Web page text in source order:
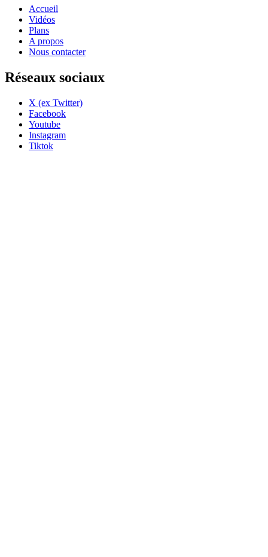
Accueil
Vidéos
Plans
A propos
Nous contacter
Réseaux sociaux
X (ex Twitter)
Facebook
Youtube
Instagram
Tiktok